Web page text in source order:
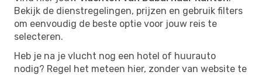
Bekijk de dienstregelingen, prijzen en gebruik filters
om eenvoudig de beste optie voor jouw reis te
selecteren.
Heb je na je vlucht nog een hotel of huurauto
nodig? Regel het meteen hier, zonder van website te